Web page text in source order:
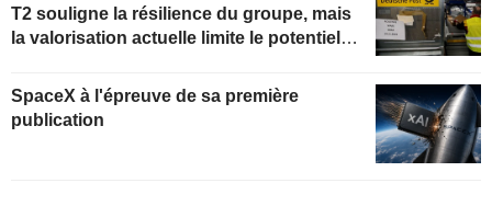
T2 souligne la résilience du groupe, mais
la valorisation actuelle limite le potentiel
SpaceX à l'épreuve de sa première
publication